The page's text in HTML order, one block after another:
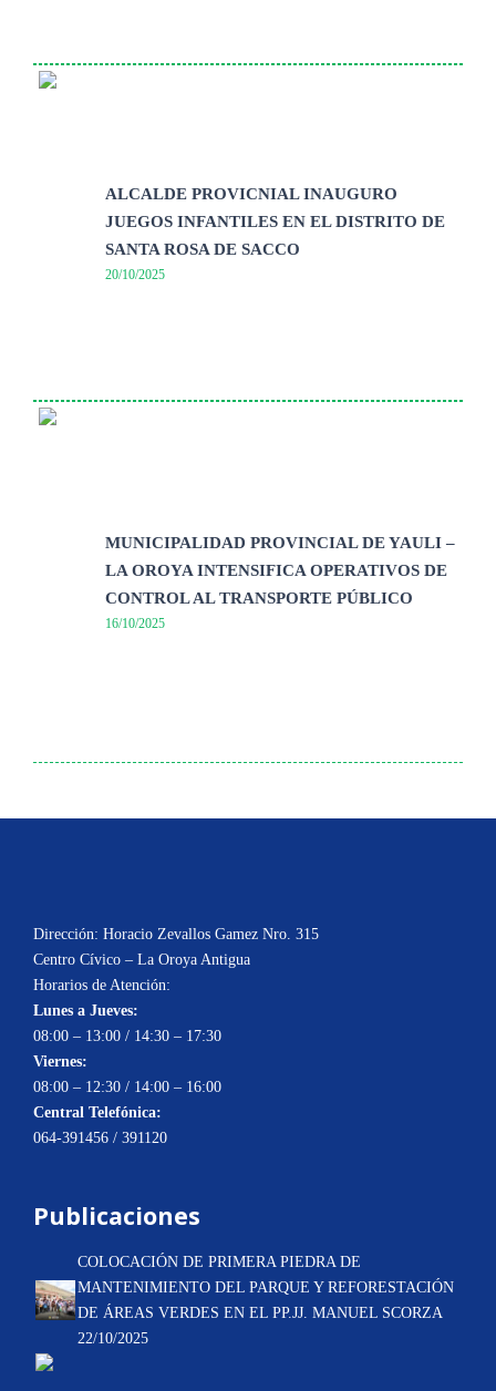
ALCALDE PROVICNIAL INAUGURO
JUEGOS INFANTILES EN EL DISTRITO DE
SANTA ROSA DE SACCO
20/10/2025
MUNICIPALIDAD PROVINCIAL DE YAULI –
LA OROYA INTENSIFICA OPERATIVOS DE
CONTROL AL TRANSPORTE PÚBLICO
16/10/2025
Dirección: Horacio Zevallos Gamez Nro. 315
Centro Cívico – La Oroya Antigua
Horarios de Atención:
Lunes a Jueves:
08:00 – 13:00 / 14:30 – 17:30
Viernes:
08:00 – 12:30 / 14:00 – 16:00
Central Telefónica:
064-391456 / 391120
Publicaciones
COLOCACIÓN DE PRIMERA PIEDRA DE
MANTENIMIENTO DEL PARQUE Y REFORESTACIÓN
DE ÁREAS VERDES EN EL PP.JJ. MANUEL SCORZA
22/10/2025